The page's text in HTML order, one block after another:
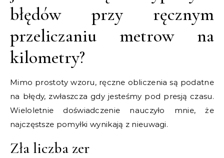
błędów przy ręcznym
przeliczaniu metrow na
kilometry?
Mimo prostoty wzoru, ręczne obliczenia są podatne
na błędy, zwłaszcza gdy jesteśmy pod presją czasu.
Wieloletnie doświadczenie nauczyło mnie, że
najczęstsze pomyłki wynikają z nieuwagi.
Zła liczba zer